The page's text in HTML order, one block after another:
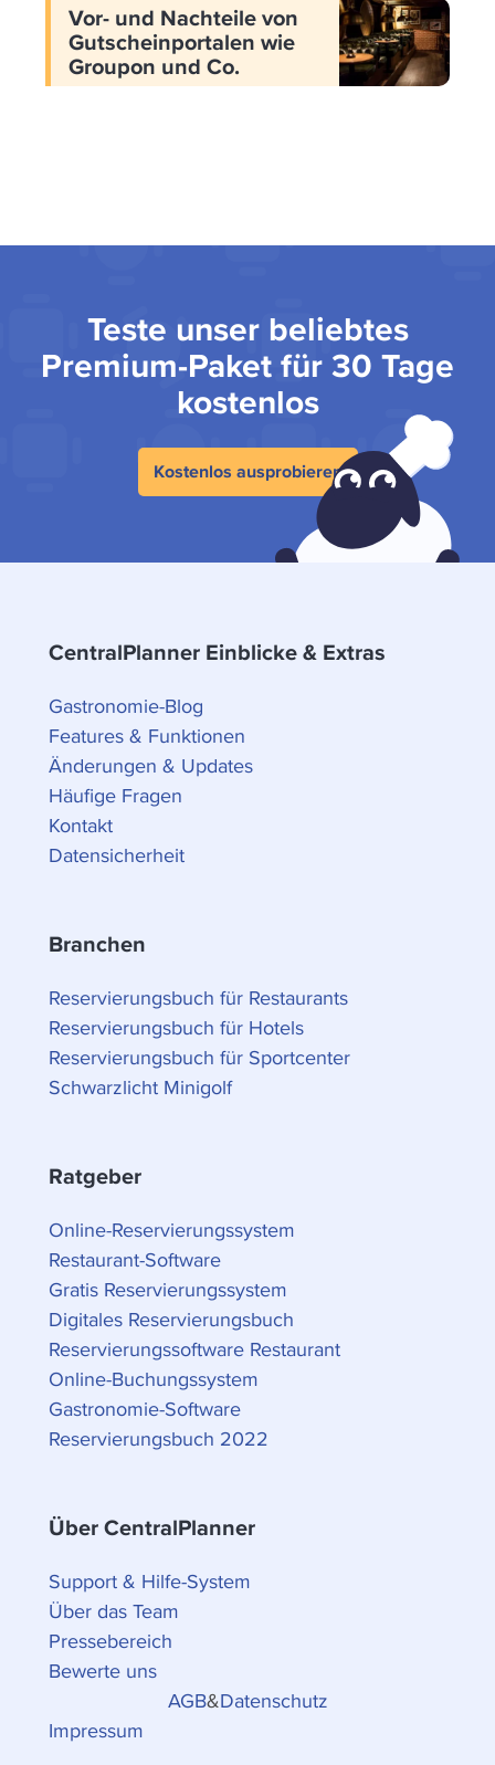
Vor- und Nachteile von
Gutscheinportalen wie
Groupon und Co.
Teste unser beliebtes
Premium-Paket für 30 Tage
kostenlos
Kostenlos ausprobieren
CentralPlanner Einblicke & Extras
Gastronomie-Blog
Features & Funktionen
Änderungen & Updates
Häufige Fragen
Kontakt
Datensicherheit
Branchen
Reservierungsbuch für Restaurants
Reservierungsbuch für Hotels
Reservierungsbuch für Sportcenter
Schwarzlicht Minigolf
Ratgeber
Online-Reservierungssystem
Restaurant-Software
Gratis Reservierungssystem
Digitales Reservierungsbuch
Reservierungssoftware Restaurant
Online-Buchungssystem
Gastronomie-Software
Reservierungsbuch 2022
Über CentralPlanner
Support & Hilfe-System
Über das Team
Pressebereich
Bewerte uns
AGB&Datenschutz
Impressum